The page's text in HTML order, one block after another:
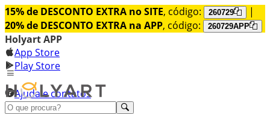
15% de DESCONTO EXTRA no SITE, código: 260729
|
20% de DESCONTO EXTRA na APP, código: 260729APP
Holyart APP
App Store
Play Store
Ajuda e contatos
Conheça premium